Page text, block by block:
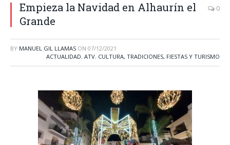
Empieza la Navidad en Alhaurín el
Grande
0
BY MANUEL GIL LLAMAS ON 07/12/2021
ACTUALIDAD, ATV, CULTURA, TRADICIONES, FIESTAS Y TURISMO